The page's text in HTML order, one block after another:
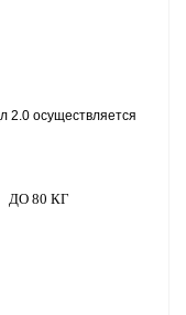
2.0 осуществляется
ДО 80 КГ